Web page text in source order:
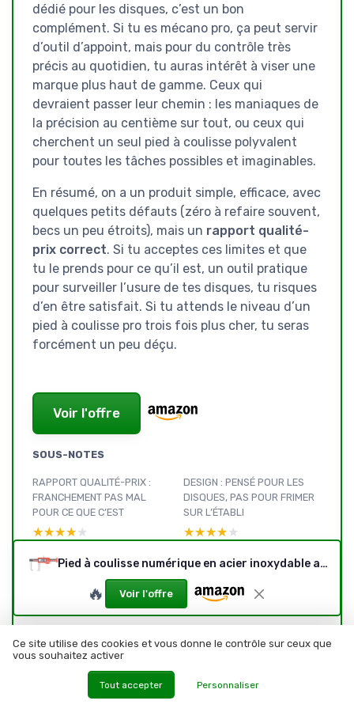
dédié pour les disques, c’est un bon
complément. Si tu es mécano pro, ça peut servir
d’outil d’appoint, mais pour du contrôle très
précis au quotidien, tu auras intérêt à viser une
marque plus haut de gamme. Ceux qui
devraient passer leur chemin : les maniaques de
la précision au centième sur tout, ou ceux qui
cherchent un seul pied à coulisse polyvalent
pour toutes les tâches possibles et imaginables.
En résumé, on a un produit simple, efficace, avec
quelques petits défauts (zéro à refaire souvent,
becs un peu étroits), mais un rapport qualité-
prix correct. Si tu acceptes ces limites et que
tu le prends pour ce qu’il est, un outil pratique
pour surveiller l’usure de tes disques, tu risques
d’en être satisfait. Si tu attends le niveau d’un
pied à coulisse pro trois fois plus cher, tu seras
forcément un peu déçu.
Voir l'offre
SOUS-NOTES
RAPPORT QUALITÉ-PRIX :
FRANCHEMENT PAS MAL
POUR CE QUE C’EST
★★★★★
★★★★★
DESIGN : PENSÉ POUR LES
DISQUES, PAS POUR FRIMER
SUR L’ÉTABLI
★★★★★
★★★★★
MATÉRIAUX ET FINITION :
CORRECTS, SANS PLUS
DURABILITÉ : À VOIR SUR LE
LONG TERME, MAIS ÇA
DÉMARRE BIEN
★★★★★
★★★★★
PERFORMANCE ET PRÉCISION
: BON POUR LE GARAGE, PAS
POUR LE LABO
PRÉSENTATION : UN PIED À
★★★★★
★★★★★
Pied à coulisse numérique en acier inoxydable avec écran LCD, étanchéité IP54, 0-150 mm
🔥 Voir l'offre
Ce site utilise des cookies et vous donne le contrôle sur ceux que
vous souhaitez activer
Tout accepter Personnaliser